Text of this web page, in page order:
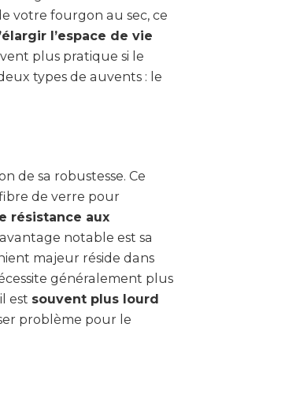
votre fourgon au sec, ce
l’espace de vie
plus pratique si le
types de auvents : le
de sa robustesse. Ce
de verre pour
résistance aux
notable est sa
majeur réside dans
généralement plus
est souvent plus lourd
problème pour le